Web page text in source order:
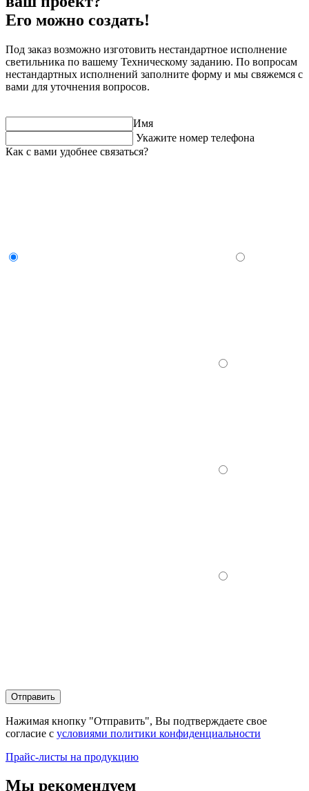
Его можно создать!
Под заказ возможно изготовить нестандартное исполнение
светильника по вашему Техническому заданию. По вопросам
нестандартных исполнений заполните форму и мы свяжемся с
вами для уточнения вопросов.
Имя
Укажите номер телефона
Как с вами удобнее связаться?
Отправить
Нажимая кнопку "Отправить", Вы подтверждаете свое
согласие с условиями политики конфиденциальности
Прайс-листы на продукцию
Мы рекомендуем